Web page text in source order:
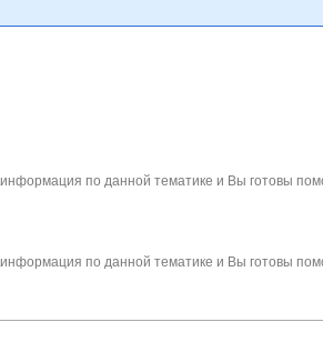
по данной тематике и Вы готовы
по данной тематике и Вы готовы